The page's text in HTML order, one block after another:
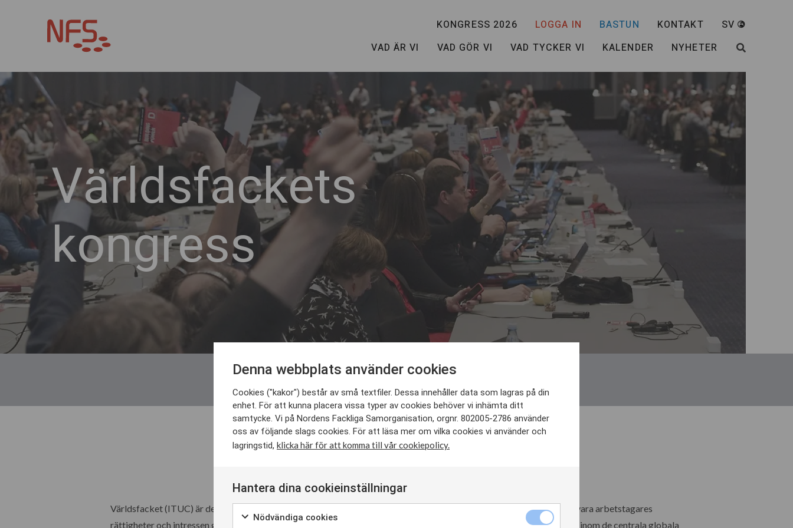
KONGRESS 2026 LOGGA IN BASTUN KONTAKT
SV
VAD ÄR VI
VAD GÖR VI VAD TYCKER VI KALENDER NYHETER
SÖK
Världsfackets
kongress
Andra evenemang
Världsfacket (ITUC) är den globala rösten för arbetstagare. Organisationens primära uppdrag är att främja och försvara arbetstagares
rättigheter och intressen genom globalt samarbete mellan fackliga organisationer, kampanjer och intressebevakning inom de centrala globala
Denna webbplats använder cookies
Cookies ("kakor") består av små textfiler. Dessa innehåller data som lagras på din
enhet. För att kunna placera vissa typer av cookies behöver vi inhämta ditt
samtycke. Vi på Nordens Fackliga Samorganisation, orgnr. 802005-2786 använder
oss av följande slags cookies. För att läsa mer om vilka cookies vi använder och
lagringstid, klicka här för att komma till vår cookiepolicy.
Hantera dina cookieinställningar
Nödvändiga cookies